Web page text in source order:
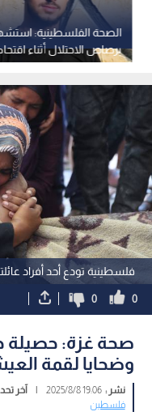
الصحة الفلسطينية:
برصاص الاحتلال أثناء
السيلة الحارثية في جنين
فلسطينية تودع أحد أفراد
0
0
صحة غزة: حصيلة
وضحايا لقمة
نشر :19:06 2025/8/8
| آخر
فلسطين